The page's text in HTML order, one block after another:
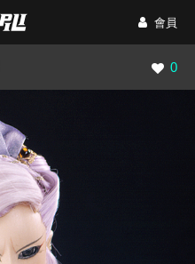
會員
瀏覽
0